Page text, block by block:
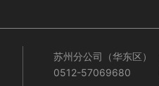
苏州分公司（华东区）
0512-57069680